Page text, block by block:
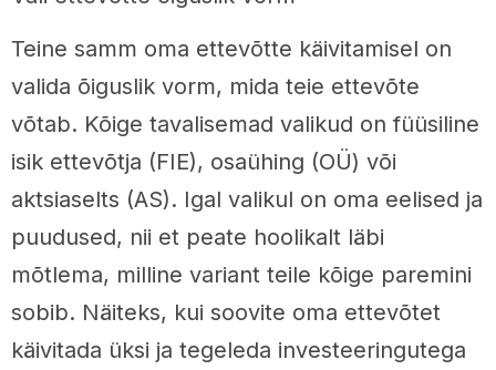
Teine samm oma ettevõtte käivitamisel on
valida õiguslik vorm, mida teie ettevõte
võtab. Kõige tavalisemad valikud on füüsiline
isik ettevõtja (FIE), osaühing (OÜ) või
aktsiaselts (AS). Igal valikul on oma eelised ja
puudused, nii et peate hoolikalt läbi
mõtlema, milline variant teile kõige paremini
sobib. Näiteks, kui soovite oma ettevõtet
käivitada üksi ja tegeleda investeeringutega